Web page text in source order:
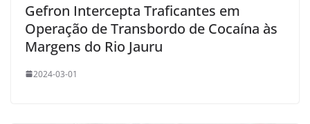
Gefron Intercepta Traficantes em
Operação de Transbordo de Cocaína às
Margens do Rio Jauru
2024-03-01